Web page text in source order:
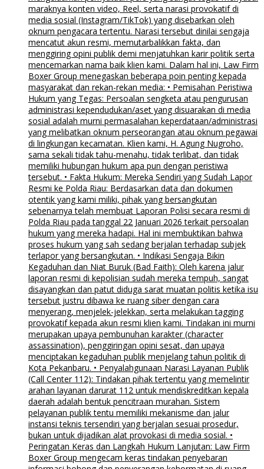
maraknya konten video, Reel, serta narasi provokatif di
media sosial (Instagram/TikTok) yang disebarkan oleh
oknum pengacara tertentu. Narasi tersebut dinilai sengaja
mencatut akun resmi, memutarbalikkan fakta, dan
menggiring opini publik demi menjatuhkan karir politik serta
mencemarkan nama baik klien kami. Dalam hal ini, Law Firm
Boxer Group menegaskan beberapa poin penting kepada
masyarakat dan rekan-rekan media: • Pemisahan Peristiwa
Hukum yang Tegas: Persoalan sengketa atau pengurusan
administrasi kependudukan/aset yang disuarakan di media
sosial adalah murni permasalahan keperdataan/administrasi
yang melibatkan oknum perseorangan atau oknum pegawai
di lingkungan kecamatan. Klien kami, H. Agung Nugroho,
sama sekali tidak tahu-menahu, tidak terlibat, dan tidak
memiliki hubungan hukum apa pun dengan peristiwa
tersebut. • Fakta Hukum: Mereka Sendiri yang Sudah Lapor
Resmi ke Polda Riau: Berdasarkan data dan dokumen
otentik yang kami miliki, pihak yang bersangkutan
sebenarnya telah membuat Laporan Polisi secara resmi di
Polda Riau pada tanggal 22 Januari 2026 terkait persoalan
hukum yang mereka hadapi. Hal ini membuktikan bahwa
proses hukum yang sah sedang berjalan terhadap subjek
terlapor yang bersangkutan. • Indikasi Sengaja Bikin
Kegaduhan dan Niat Buruk (Bad Faith): Oleh karena jalur
laporan resmi di kepolisian sudah mereka tempuh, sangat
disayangkan dan patut diduga sarat muatan politis ketika isu
tersebut justru dibawa ke ruang siber dengan cara
menyerang, menjelek-jelekkan, serta melakukan tagging
provokatif kepada akun resmi klien kami. Tindakan ini murni
merupakan upaya pembunuhan karakter (character
assassination), penggiringan opini sesat, dan upaya
menciptakan kegaduhan publik menjelang tahun politik di
Kota Pekanbaru. • Penyalahgunaan Narasi Layanan Publik
(Call Center 112): Tindakan pihak tertentu yang memelintir
arahan layanan darurat 112 untuk mendiskreditkan kepala
daerah adalah bentuk pencitraan murahan. Sistem
pelayanan publik tentu memiliki mekanisme dan jalur
instansi teknis tersendiri yang berjalan sesuai prosedur,
bukan untuk dijadikan alat provokasi di media sosial. •
Peringatan Keras dan Langkah Hukum Lanjutan: Law Firm
Boxer Group mengecam keras tindakan penyebaran